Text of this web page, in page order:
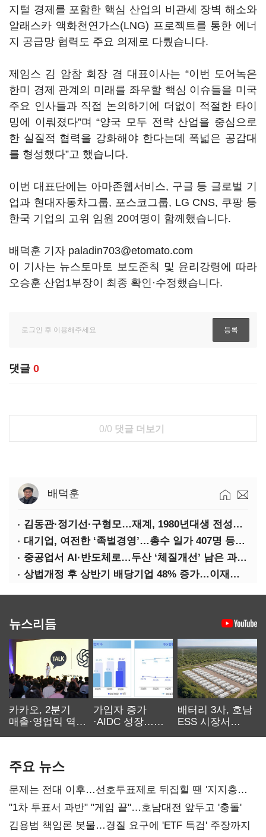
지털 경제를 포함한 핵심 산업의 비관세 장벽 해소와
알래스카 액화천연가스(LNG) 프로젝트를 통한 에너
지 공급망 협력도 주요 의제로 다뤘습니다.
제임스 김 암참 회장 겸 대표이사는 “이번 도어녹은
한미 경제 관계의 미래를 좌우할 핵심 이슈들을 미국
주요 인사들과 직접 논의하기에 더없이 적절한 타이
밍에 이뤄졌다”며“양국 모두 전략 산업을 중심으로
한 실질적 협력을 강화해야 한다는데 폭넓은 공감대
를 형성했다”고 했습니다.
이번 대표단에는 아마존웹서비스, 구글 등 글로벌 기
업과 현대자동차그룹, 포스코그룹, LG CNS, 쿠팡 등
한국 기업의 고위 임원 20여명이 함께했습니다.
배덕훈 기자 paladin703@etomato.com
이 기사는 뉴스토마토 보도준칙 및 윤리강령에 따라
오승훈 산업1부장이 최종 확인·수정했습니다.
댓글 0
0/0 댓글 더보기
배덕훈
김동관·정기선·구형모…재계, 1980년대생 전성시대
대기업, 여전한 ‘족벌경영’…총수 일가 407명 등기임원
중공업서 AI·반도체로…두산 ‘체질개선’ 남은 과제는
상법개정 후 상반기 배당기업 48% 증가…이재용 배당액 728억 1위
뉴스리듬
카카오, 2분기
매출·영업익 역대
가입자 증가
·AIDC 성장…
배터리 3사, 호남
ESS 시장서
주요 뉴스
문제는 전대 이후…선호투표제로 뒤집힐 땐 '지지층
불복'
"1차 투표서 과반" "게임 끝"…호남대전 앞두고 '충돌'
김용범 책임론 봇물…경질 요구에 'ETF 특검' 주장까지